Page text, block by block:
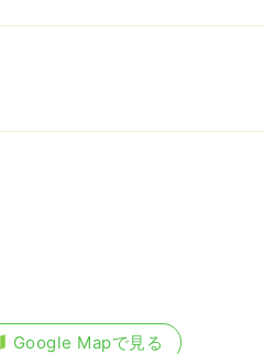
Google Mapで見る